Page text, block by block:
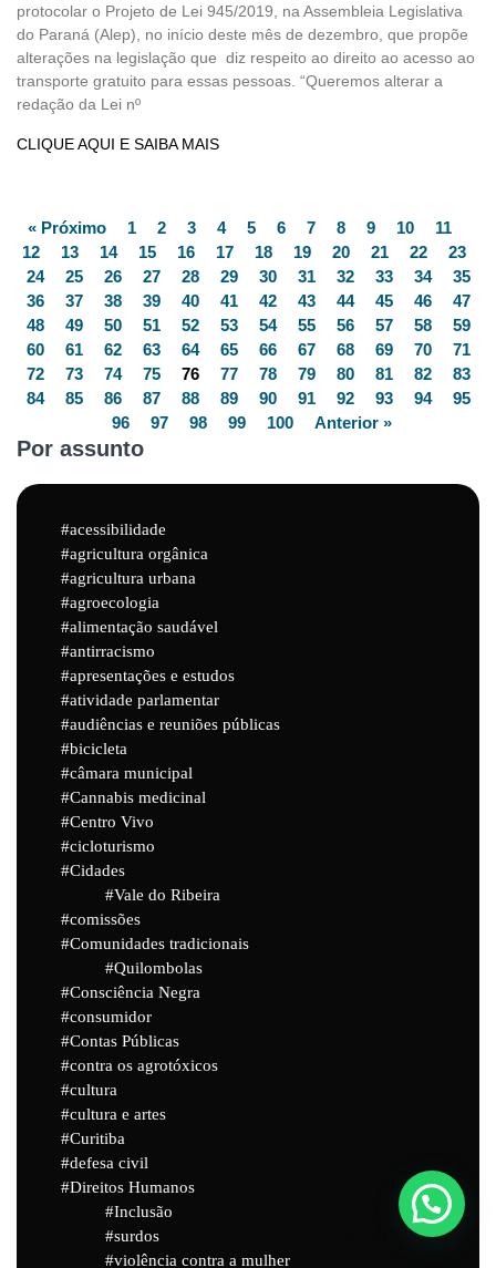
protocolar o Projeto de Lei 945/2019, na Assembleia Legislativa
do Paraná (Alep), no início deste mês de dezembro, que propõe
alterações na legislação que diz respeito ao direito ao acesso ao
transporte gratuito para essas pessoas. “Queremos alterar a
redação da Lei nº
CLIQUE AQUI E SAIBA MAIS
« Próximo 1 2 3 4 5 6 7 8 9 10
11
12
13 14 15 16 17 18 19 20 21 22
23
24
25 26 27 28 29 30 31 32 33 34
35
36
37 38 39 40 41 42 43 44 45 46
47
48
49 50 51 52 53 54 55 56 57 58
59
60
61 62 63 64 65 66 67 68 69 70
71
72
73 74 75 76 77 78 79 80 81 82
83
84
85 86 87 88 89 90 91 92 93 94
95
96
97 98 99 100 Anterior »
Por assunto
acessibilidade
agricultura orgânica
agricultura urbana
agroecologia
alimentação saudável
antirracismo
apresentações e estudos
atividade parlamentar
audiências e reuniões públicas
bicicleta
câmara municipal
Cannabis medicinal
Centro Vivo
cicloturismo
Cidades
Vale do Ribeira
comissões
Comunidades tradicionais
Quilombolas
Consciência Negra
consumidor
Contas Públicas
contra os agrotóxicos
cultura
cultura e artes
Curitiba
defesa civil
Direitos Humanos
Inclusão
surdos
violência contra a mulher
Powered byJoinchat